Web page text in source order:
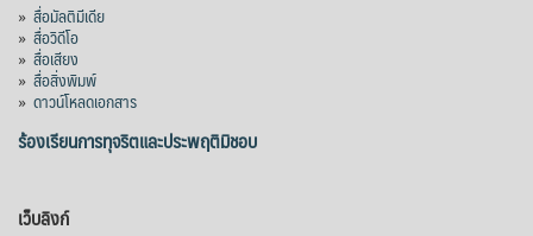
» สื่อมัลติมีเดีย
» สื่อวิดีโอ
» สื่อเสียง
» สื่อสิ่งพิมพ์
» ดาวน์โหลดเอกสาร
ร้องเรียนการทุจริตและประพฤติมิชอบ
เว็บลิงก์